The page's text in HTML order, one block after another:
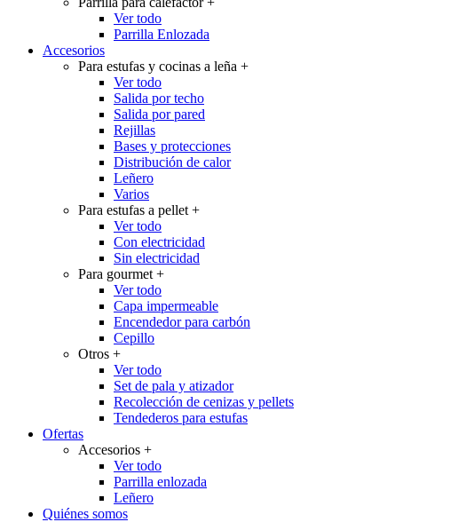
Ver todo
Parrilla Enlozada
Accesorios
Para estufas y cocinas a leña +
Ver todo
Salida por techo
Salida por pared
Rejillas
Bases y protecciones
Distribución de calor
Leñero
Varios
Para estufas a pellet +
Ver todo
Con electricidad
Sin electricidad
Para gourmet +
Ver todo
Capa impermeable
Encendedor para carbón
Cepillo
Otros +
Ver todo
Set de pala y atizador
Recolección de cenizas y pellets
Tendederos para estufas
Ofertas
Accesorios +
Ver todo
Parrilla enlozada
Leñero
Quiénes somos